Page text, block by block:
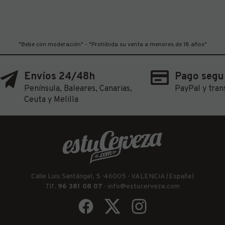
"Bebe con moderación" - "Prohibida su venta a menores de 18 años"
Envíos 24/48h
Península, Baleares, Canarias,
Ceuta y Melilla
Pago
PayPal y
Calle Luis Santángel, 5 · 46005 - VALENCIA (España)
Tlf. 96 381 08 07 - info@estucerveza.com